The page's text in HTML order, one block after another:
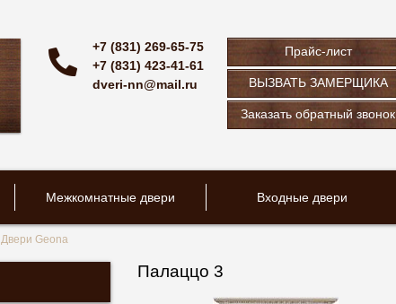
+7 (831) 269-65-75
+7 (831) 423-41-61
dveri-nn@mail.ru
Прайс-лист
ВЫЗВАТЬ ЗАМЕРЩИКА
Заказать обратный звонок
Межкомнатные двери Входные двери
Двери Geona
Палаццо 3